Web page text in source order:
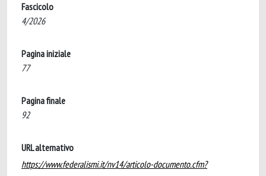
Fascicolo
4/2026
Pagina iniziale
77
Pagina finale
92
URL alternativo
https://www.federalismi.it/nv14/articolo-documento.cfm?